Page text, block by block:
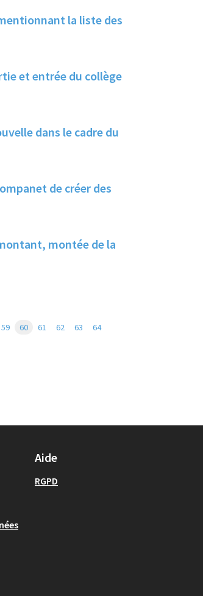
la liste des
et entrée du collège
dans le cadre du
de créer des
montée de la
59 60 61 62 63
64
Aide
RGPD